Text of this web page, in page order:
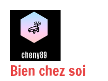
contenu
Bien chez soi